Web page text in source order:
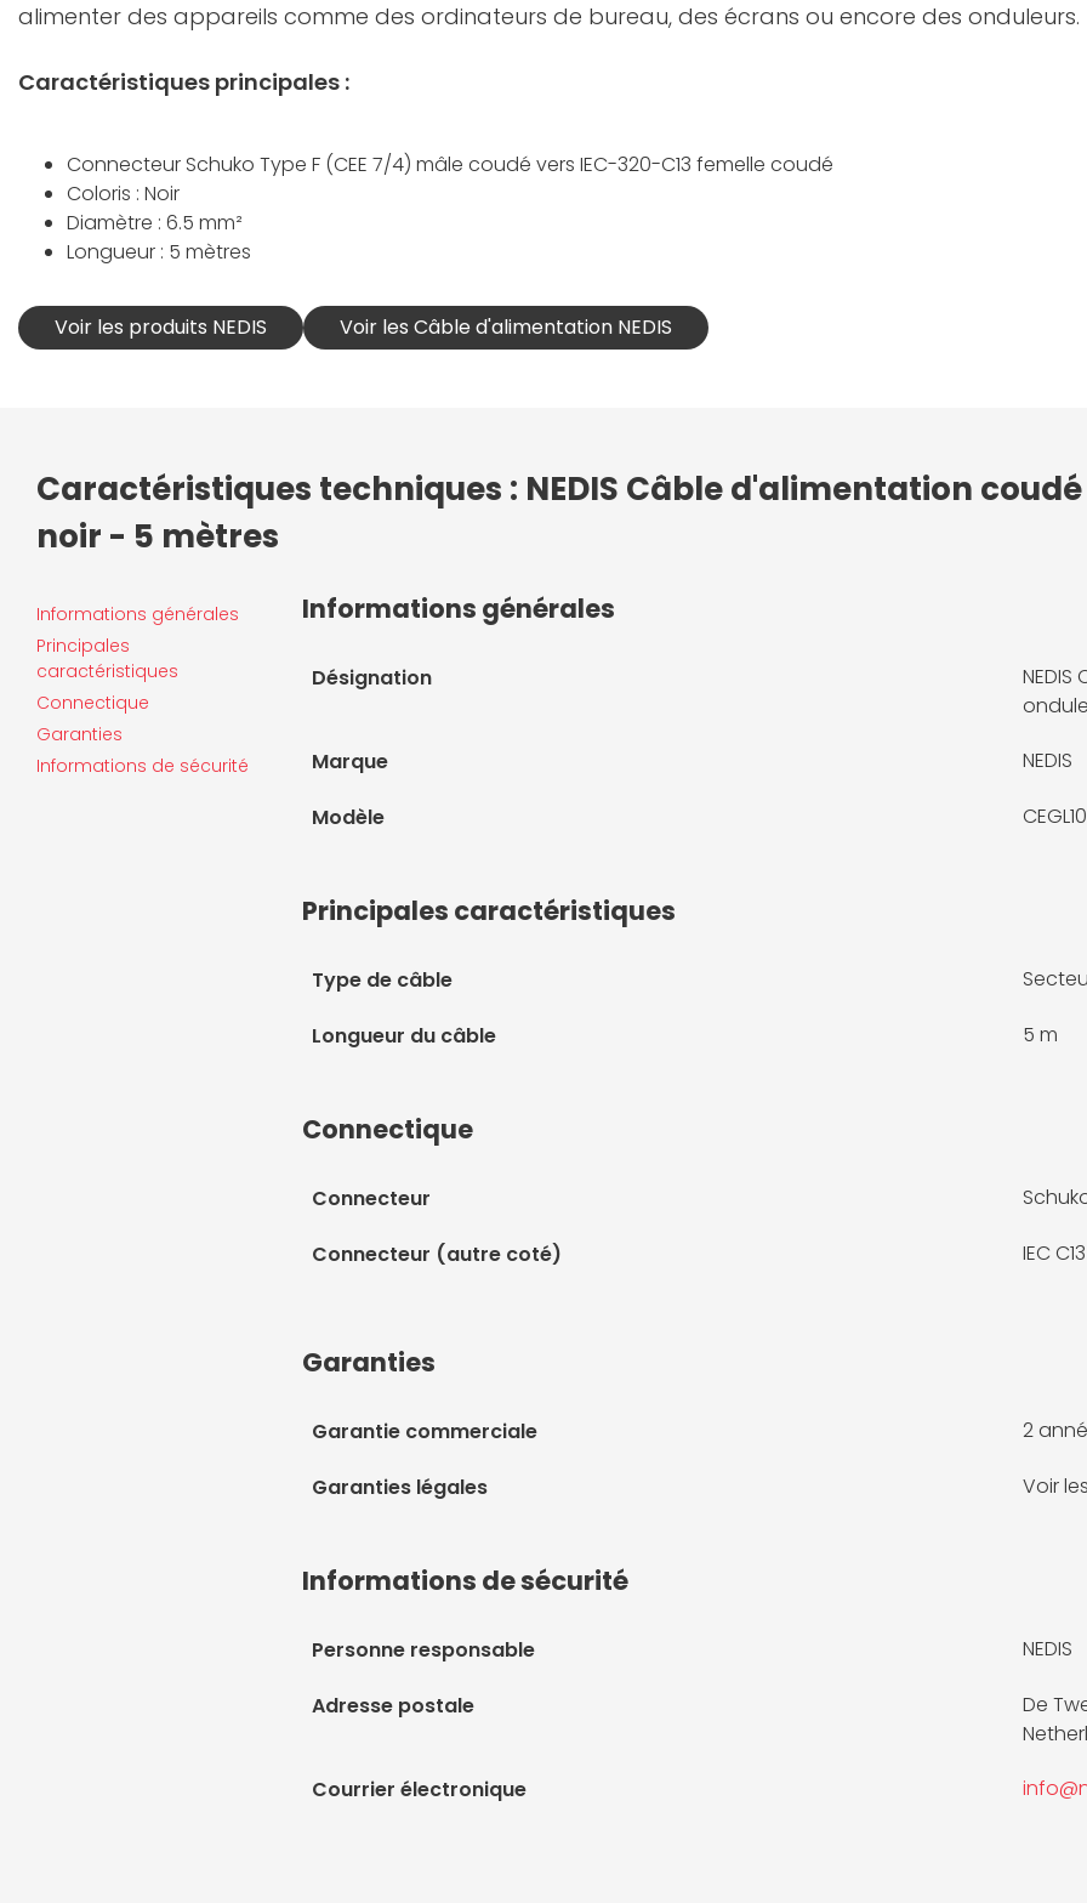
alimenter des appareils comme des ordinateurs de bureau, des écrans ou encore des onduleurs.
Caractéristiques principales :
Connecteur Schuko Type F (CEE 7/4) mâle coudé vers IEC-320-C13 femelle coudé
Coloris : Noir
Diamètre : 6.5 mm²
Longueur : 5 mètres
Voir les produits NEDIS Voir les Câble d'alimentation NEDIS
Caractéristiques techniques : NEDIS Câble d'alimentation
noir - 5 mètres
Informations générales
Principales
caractéristiques
Connectique
Garanties
Informations de sécurité
Informations générales
Désignation
Marque
NEDIS
Modèle
Principales caractéristiques
Type de câble
Longueur du câble 5 m
Connectique
Connecteur
Connecteur (autre coté) IEC C13
Garanties
Garantie commerciale 2
Garanties légales Voir
Informations de sécurité
Personne responsable NEDIS
Adresse postale
De
Courrier électronique